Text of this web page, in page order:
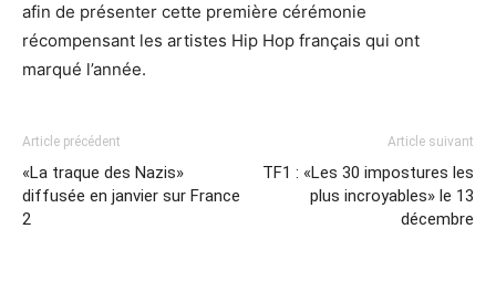
afin de présenter cette première cérémonie
récompensant les artistes Hip Hop français qui ont
marqué l’année.
Article précédent
«La traque des Nazis»
diffusée en janvier sur France
2
Article suivant
TF1 : «Les 30 impostures les
plus incroyables» le 13
décembre